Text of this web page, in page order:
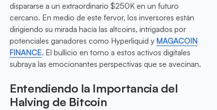
dispararse a un extraordinario $250K en un futuro
cercano. En medio de este fervor, los inversores están
dirigiendo su mirada hacia las altcoins, intrigados por
potenciales ganadores como Hyperliquid y MAGACOIN
FINANCE. El bullicio en torno a estos activos digitales
subraya las emocionantes perspectivas que se avecinan.
Entendiendo la Importancia del
Halving de Bitcoin